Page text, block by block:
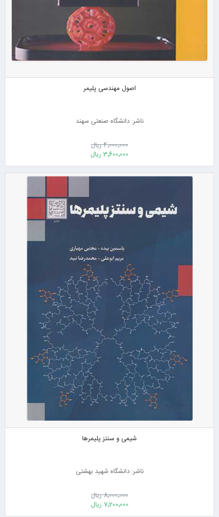
اصول مهندسی پلیمر
ناشر: دانشگاه صنعتی سهند
4٬000٬000 ریال
3٬600٬000 ریال
شیمی و سنتز پلیمرها
ناشر: دانشگاه شهید بهشتی
8٬000٬000 ریال
7٬200٬000 ریال